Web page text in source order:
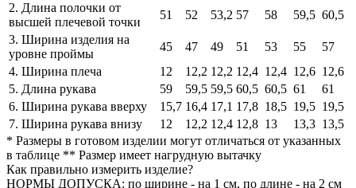
2. Длина полочки от
высшей плечевой точки
51 52 53,2 57 58 59,5 60,5
3. Ширина изделия на
уровне проймы
45 47 49 51 53 55
57
4. Ширина плеча
12 12,2 12,2 12,4 12,4 12,6 12,6
5. Длина рукава
59 59,5 59,5 60,5 60,5 61
61
6. Ширина рукава вверху
15,7 16,4 17,1 17,8 18,5 19,5 19,5
7. Ширина рукава внизу
12 12,2 12,4 12,8 13 13,3 13,5
* Размеры в готовом изделии могут отличаться от указанных
в таблице ** Размер имеет нагрудную вытачку
Как правильно измерить изделие?
НОРМЫ ДОПУСКА: по ширине - на 1 см, по длине - на 2 см